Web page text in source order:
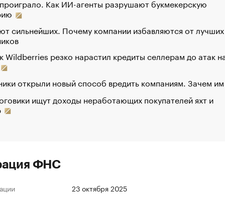
Как ИИ-агенты разрушают букмекерскую
сильнейших. Почему компании избавляются от лучших
Wildberries резко нарастил кредиты селлерам до атак
открыли новый способ вредить компаниям. Зачем
ищут доходы неработающих покупателей яхт и
ФНС
23 октября 2025